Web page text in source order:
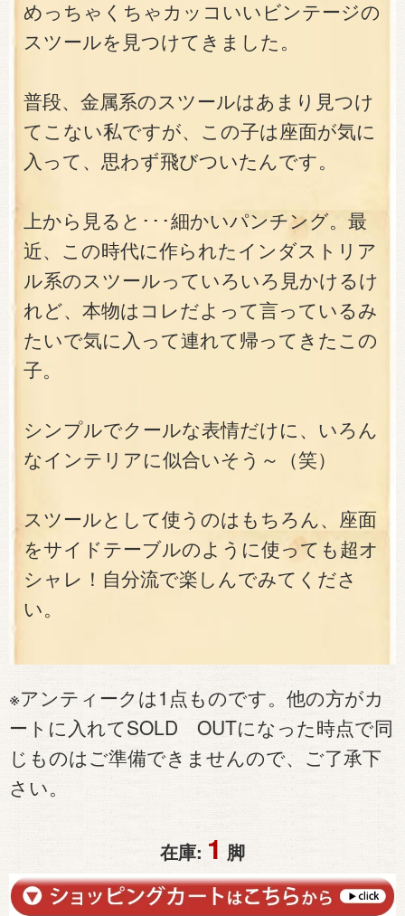
めっちゃくちゃカッコいいビンテージの
スツールを見つけてきました。
普段、金属系のスツールはあまり見つけ
てこない私ですが、この子は座面が気に
入って、思わず飛びついたんです。
上から見ると･･･細かいパンチング。最
近、この時代に作られたインダストリア
ル系のスツールっていろいろ見かけるけ
れど、本物はコレだよって言っているみ
たいで気に入って連れて帰ってきたこの
子。
シンプルでクールな表情だけに、いろん
なインテリアに似合いそう～（笑）
スツールとして使うのはもちろん、座面
をサイドテーブルのように使っても超オ
シャレ！自分流で楽しんでみてくださ
い。
※アンティークは1点ものです。他の方がカ
ートに入れてSOLD OUTになった時点で同
じものはご準備できませんので、ご了承下
さい。
在庫: 1 脚